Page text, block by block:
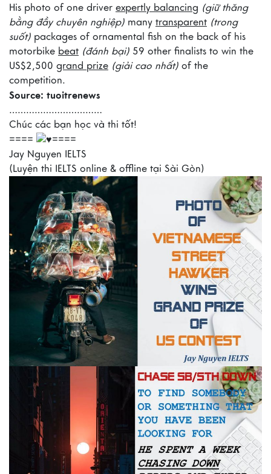
His photo of one driver expertly balancing (giữ thăng
bằng đầy chuyên nghiệp) many transparent (trong
suốt) packages of ornamental fish on the back of his
motorbike beat (đánh bại) 59 other finalists to win the
US$2,500 grand prize (giải cao nhất) of the
competition.
Source: tuoitrenews
……………………………
Chúc các bạn học và thi tốt!
====
====
Jay Nguyen IELTS
(Luyện thi IELTS online & offline tại Sài Gòn)